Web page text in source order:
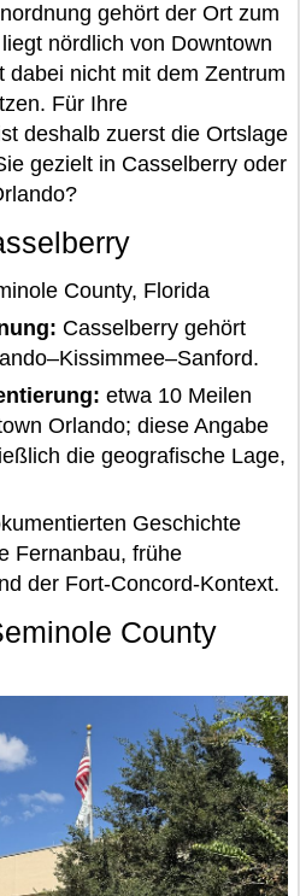
gehört der Ort zum
nördlich von Downtown
dabei nicht mit dem Zentrum
Für Ihre
deshalb zuerst die Ortslage
gezielt in Casselberry oder
County, Florida
Casselberry gehört
etwa 10 Meilen
Orlando; diese Angabe
die geografische Lage,
Geschichte
Fernanbau, frühe
der Fort-Concord-Kontext.
County